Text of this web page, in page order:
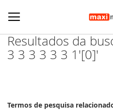
Resultados da
3 3 3 3 3 3 1'[0]'
Termos de pesquisa